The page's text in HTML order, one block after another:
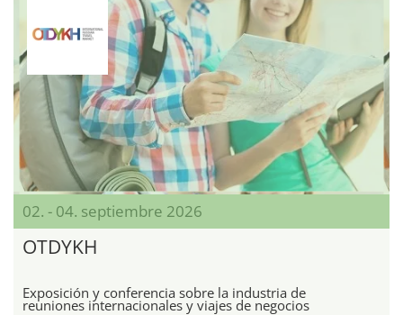
02. - 04. septiembre 2026
OTDYKH
Exposición y conferencia sobre la industria de
reuniones internacionales y viajes de negocios